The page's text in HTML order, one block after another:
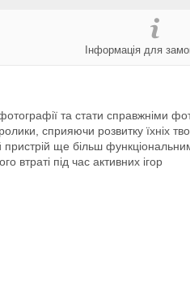
Інформація для
та стати справжніми
сприяючи розвитку їхніх
пристрій ще більш
втраті під час активних ігор